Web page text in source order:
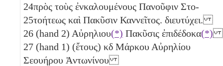
24πρὸς τοὺς ἐνκαλουμένους Πανοῦφιν Στο-
25τοήτεως καὶ Πακῦσιν Καννεῖτος. διευτύχει.
26 (hand 2) Αὐρηλιου(*) Πακῦσις ἐπιδέδοκα(*)
27 (hand 1) (ἔτους) κδ Μάρκου Αὐρηλίου
Σεουήρου Ἀντωνίνου